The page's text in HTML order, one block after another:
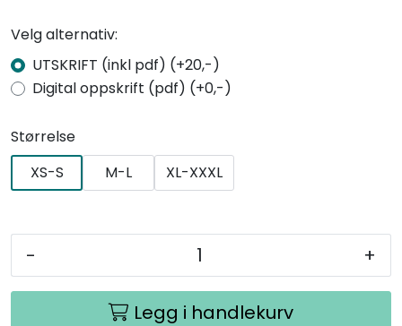
Velg alternativ:
UTSKRIFT (inkl pdf) (+20,-)
Digital oppskrift (pdf) (+0,-)
Størrelse
XS-S
M-L XL-XXXL
- +
Legg i handlekurv